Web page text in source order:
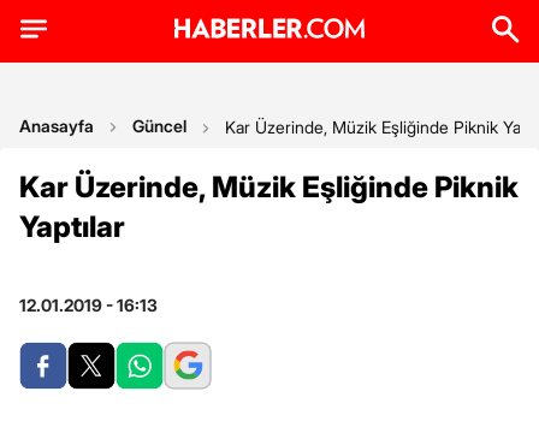
Anasayfa Güncel Kar Üzerinde, Müzik Eşliğinde Piknik
Kar Üzerinde, Müzik Eşliğinde Piknik
Yaptılar
12.01.2019 - 16:13